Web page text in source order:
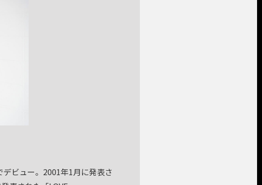
ビュー。2001年1月に発表さ